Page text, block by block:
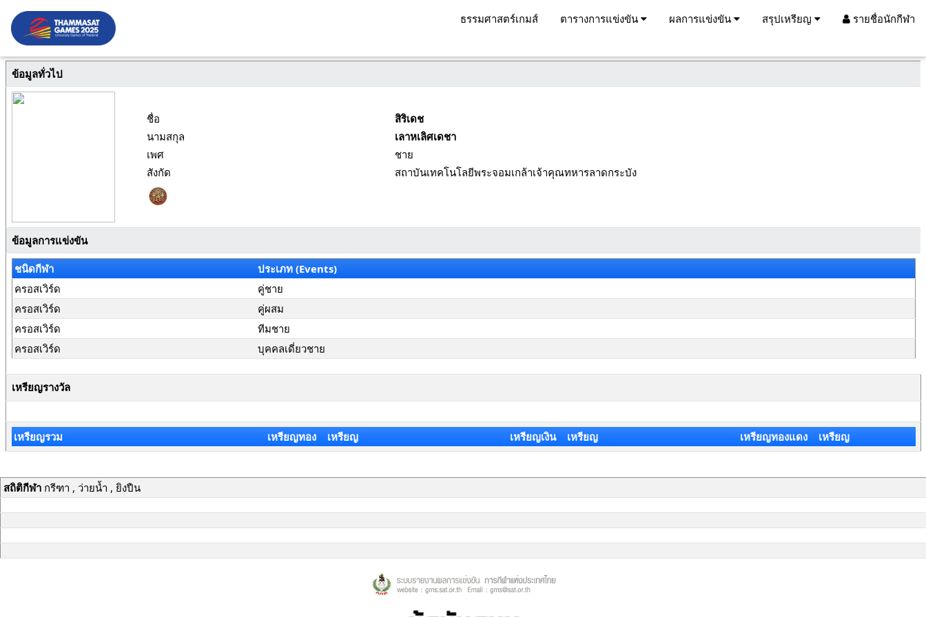
ธรรมศาสตร์เกมส์ ตารางการแข่งขัน ผลการแข่งขัน สรุปเหรียญ รายชื่อนักกีฬา
ข้อมูลทั่วไป
ชื่อ
สิริเดช
นามสกุล
เลาหเลิศเดชา
เพศ
ชาย
สังกัด
สถาบันเทคโนโลยีพระจอมเกล้าเจ้าคุณทหารลาดกระบัง
ข้อมูลการแข่งขัน
ชนิดกีฬา
ประเภท (Events)
ครอสเวิร์ด
คู่ชาย
ครอสเวิร์ด
คู่ผสม
ครอสเวิร์ด
ทีมชาย
ครอสเวิร์ด
บุคคลเดี่ยวชาย
เหรียญรางวัล
เหรียญรวม เหรียญทอง เหรียญ เหรียญเงิน เหรียญ เหรียญทองแดง เหรียญ
สถิติกีฬากรีฑา , ว่ายน้ำ , ยิงปืน